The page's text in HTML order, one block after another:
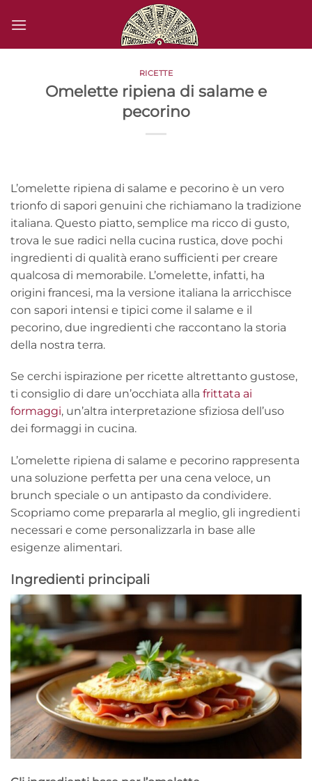
RICETTE
Omelette ripiena di salame e
pecorino
L’omelette ripiena di salame e pecorino è un vero
trionfo di sapori genuini che richiamano la tradizione
italiana. Questo piatto, semplice ma ricco di gusto,
trova le sue radici nella cucina rustica, dove pochi
ingredienti di qualità erano sufficienti per creare
qualcosa di memorabile. L’omelette, infatti, ha
origini francesi, ma la versione italiana la arricchisce
con sapori intensi e tipici come il salame e il
pecorino, due ingredienti che raccontano la storia
della nostra terra.
Se cerchi ispirazione per ricette altrettanto gustose,
ti consiglio di dare un’occhiata alla frittata ai
formaggi, un’altra interpretazione sfiziosa dell’uso
dei formaggi in cucina.
L’omelette ripiena di salame e pecorino rappresenta
una soluzione perfetta per una cena veloce, un
brunch speciale o un antipasto da condividere.
Scopriamo come prepararla al meglio, gli ingredienti
necessari e come personalizzarla in base alle
esigenze alimentari.
Ingredienti principali